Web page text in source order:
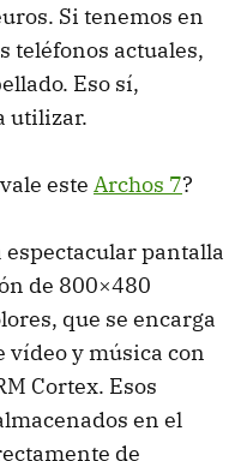
Si tenemos en
teléfonos actuales,
Eso sí,
utilizar.
este Archos 7?
espectacular pantalla
de 800×480
que se encarga
y música con
Cortex. Esos
en el
de